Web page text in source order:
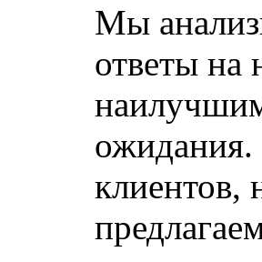
Мы
ответы на
ожидания.
клиентов,